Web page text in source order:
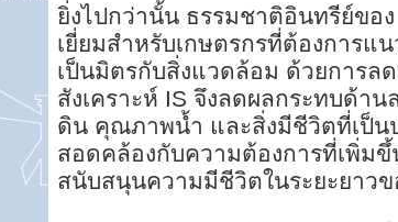
ยิ่งไปกว่านั้น ธรรมชาติอินทรีย์ขอ
เยี่ยมสำหรับเกษตรกรที่ต้องการแ
เป็นมิตรกับสิ่งแวดล้อม ด้วยการล
สังเคราะห์ IS จึงลดผลกระทบด้า
ดิน คุณภาพน้ำ และสิ่งมีชีวิตที่เป็น
สอดคล้องกับความต้องการที่เพิ่ม
สนับสนุนความมีชีวิตในระยะยาวข